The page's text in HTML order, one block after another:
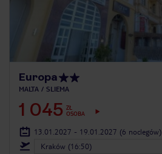
Europa
MALTA SLIEMA
1 045 ZŁ
OSOBA
13.01.2027 - 19.01.2027 (6 noclegów)
Kraków (16:50)